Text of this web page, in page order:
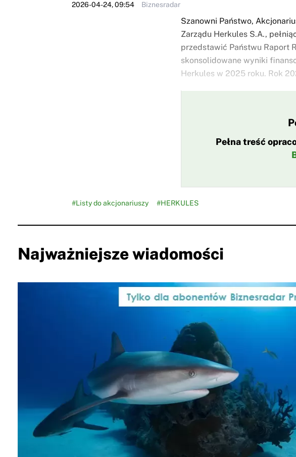
2026-04-24, 09:54 Biznesradar
Szanowni Państwo,
Zarządu Herkules S.A.,
przedstawić Państwu Raport
skonsolidowane wyniki
Herkules w 2025 roku. Rok
Pełna treść
#Listy do akcjonariuszy #HERKULES
Najważniejsze wiadomości